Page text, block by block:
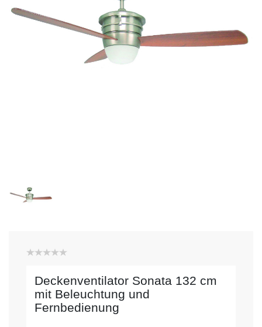
Deckenventilator Sonata 132 cm
mit Beleuchtung und
Fernbedienung